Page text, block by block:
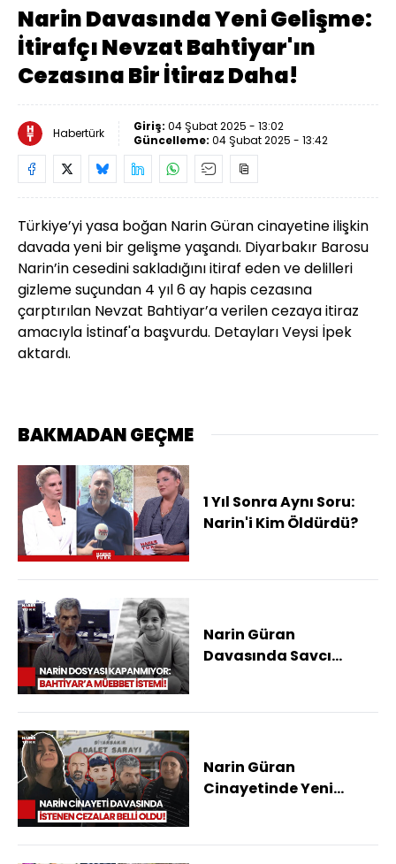
Narin Davasında Yeni Gelişme:
İtirafçı Nevzat Bahtiyar'ın
Cezasına Bir İtiraz Daha!
Habertürk Giriş: 04 Şubat 2025 - 13:02
Güncelleme: 04 Şubat 2025 - 13:42
Türkiye’yi yasa boğan Narin Güran cinayetine ilişkin
davada yeni bir gelişme yaşandı. Diyarbakır Barosu
Narin’in cesedini sakladığını itiraf eden ve delilleri
gizleme suçundan 4 yıl 6 ay hapis cezasına
çarptırılan Nevzat Bahtiyar’a verilen cezaya itiraz
amacıyla İstinaf'a başvurdu. Detayları Veysi İpek
aktardı.
BAKMADAN GEÇME
1 Yıl Sonra Aynı Soru:
Narin'i Kim Öldürdü?
Narin Güran
Davasında Savcı
Müebbet İstendi
Narin Güran
Cinayetinde Yeni
Tamamladı!